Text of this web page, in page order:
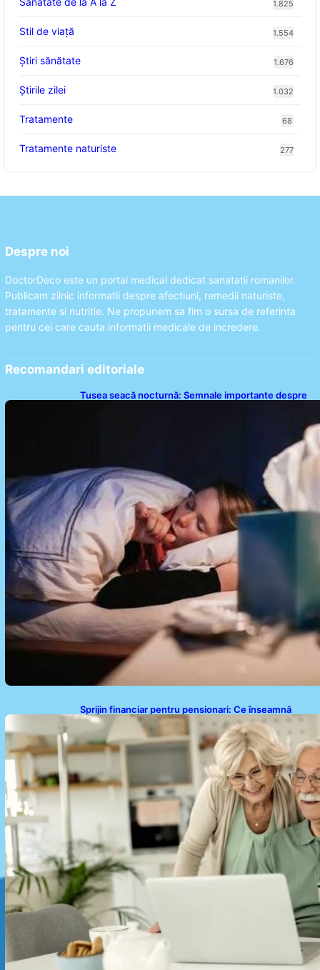
1.825
Stil de viaţă 1.554
Ştiri sănătate 1.676
Știrile zilei 1.032
Tratamente 68
Tratamente naturiste 277
Despre noi
DoctorDeco este un portal medical dedicat sanatatii romanilor.
Publicam zilnic informatii despre afectiuni, remedii naturiste,
tratamente si nutritie. Ne propunem sa fim o sursa de referinta
pentru cei care cauta informatii medicale de incredere.
Recomandari editoriale
Tusea seacă nocturnă: Semnale importante despre
Sprijin financiar pentru pensionari: Ce înseamnă
ajutoarele de până la 500 de lei în 2026